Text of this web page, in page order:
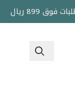
ريال